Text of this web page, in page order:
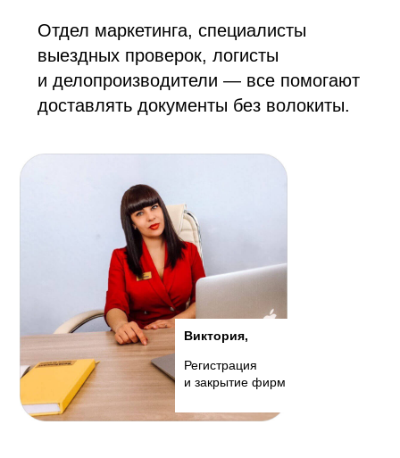
Отдел маркетинга, специалисты
выездных проверок, логисты
и делопроизводители — все помогают
доставлять документы без волокиты.
Виктория,
Регистрация
и закрытие фирм